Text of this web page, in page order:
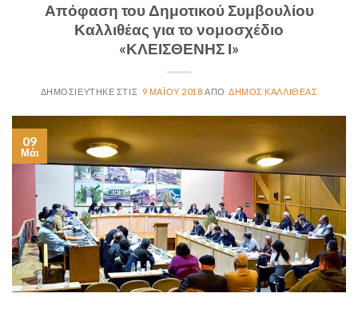
Απόφαση του Δημοτικού Συμβουλίου
Καλλιθέας για το νομοσχέδιο
«ΚΛΕΙΣΘΕΝΗΣ Ι»
9 ΜΑΪ́ΟΥ 2018 ΔΉΜΟΣ ΚΑΛΛΙΘΈΑΣ
09
Μάι